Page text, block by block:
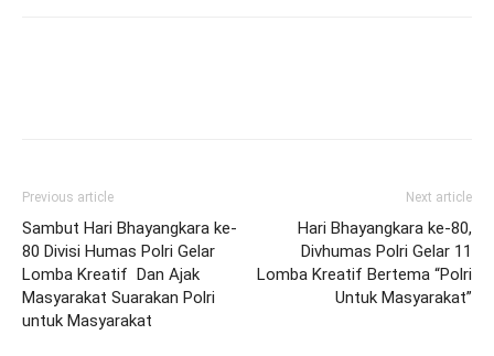
Previous article
Sambut Hari Bhayangkara ke-
80 Divisi Humas Polri Gelar
Lomba Kreatif Dan Ajak
Masyarakat Suarakan Polri
untuk Masyarakat
Next article
Hari Bhayangkara ke-80,
Divhumas Polri Gelar 11
Lomba Kreatif Bertema “Polri
Untuk Masyarakat”